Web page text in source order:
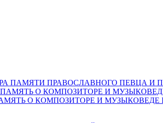
ПАМЯТИ ПРАВОСЛАВНОГО ПЕВЦА И
О КОМПОЗИТОРЕ И